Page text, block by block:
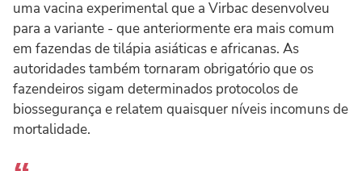
uma vacina experimental que a Virbac desenvolveu
para a variante - que anteriormente era mais comum
em fazendas de tilápia asiáticas e africanas. As
autoridades também tornaram obrigatório que os
fazendeiros sigam determinados protocolos de
biossegurança e relatem quaisquer níveis incomuns de
mortalidade.